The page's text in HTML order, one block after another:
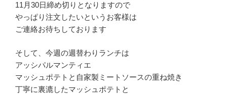
11月30日締め切りとなりますので
やっぱり注文したいというお客様は
ご連絡お待ちしております
そして、今週の週替わりランチは
アッシパルマンティエ
マッシュポテトと自家製ミートソースの重ね焼き
丁寧に裏漉したマッシュポテトと